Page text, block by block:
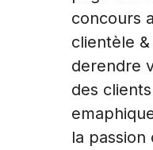
concours
clientèle
derendre
des
la